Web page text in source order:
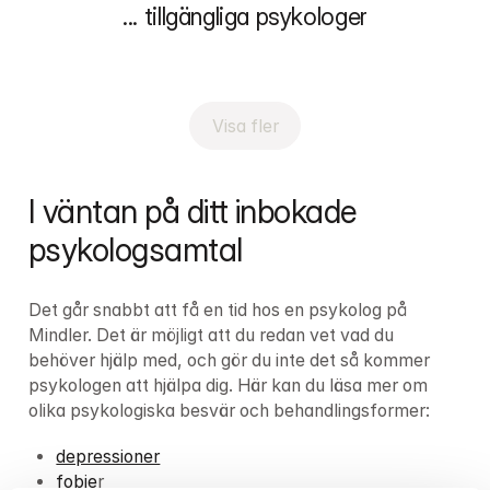
... tillgängliga psykologer
Visa fler
I väntan på ditt inbokade
psykologsamtal
Det går snabbt att få en tid hos en psykolog på
Mindler. Det är möjligt att du redan vet vad du
behöver hjälp med, och gör du inte det så kommer
psykologen att hjälpa dig. Här kan du läsa mer om
olika psykologiska besvär och behandlingsformer:
depressioner
fobier